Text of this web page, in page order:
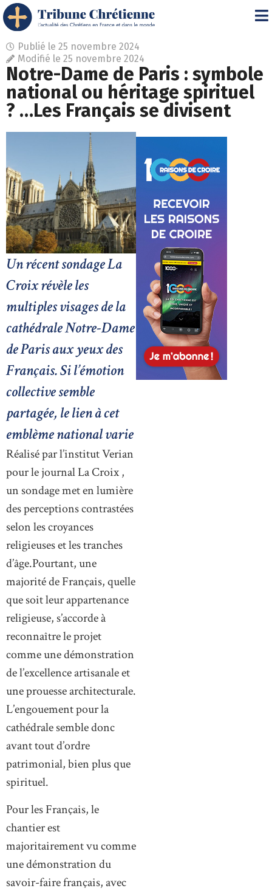
Publié le 25 novembre 2024
Modifié le 25 novembre 2024
Notre-Dame de Paris : symbole
national ou héritage spirituel
? …Les Français se divisent
Un récent sondage La
Croix révèle les
multiples visages de la
cathédrale Notre-Dame
de Paris aux yeux des
Français. Si l’émotion
collective semble
partagée, le lien à cet
emblème national varie
Réalisé par l’institut Verian
pour le journal La Croix ,
un sondage met en lumière
des perceptions contrastées
selon les croyances
religieuses et les tranches
d’âge.Pourtant, une
majorité de Français, quelle
que soit leur appartenance
religieuse, s’accorde à
reconnaître le projet
comme une démonstration
de l’excellence artisanale et
une prouesse architecturale.
L’engouement pour la
cathédrale semble donc
avant tout d’ordre
patrimonial, bien plus que
spirituel.
Pour les Français, le
chantier est
majoritairement vu comme
une démonstration du
savoir-faire français, avec